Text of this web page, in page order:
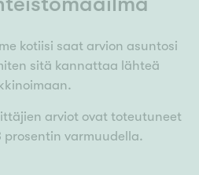
kotiisi saat arvion asuntosi
sitä kannattaa lähteä
arviot ovat toteutuneet
prosentin varmuudella.